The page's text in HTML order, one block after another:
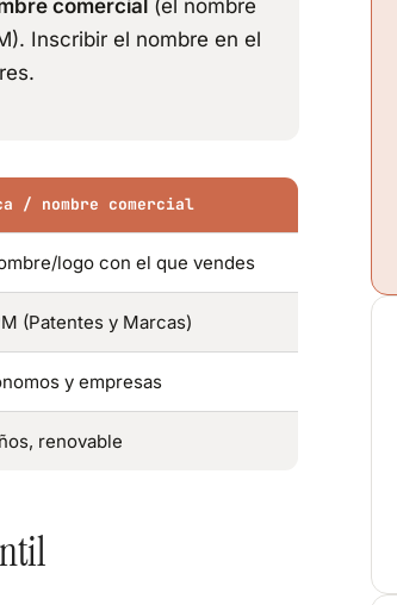
comercial (el nombre
Inscribir el nombre en el
/ nombre comercial
logo con el que vendes
(Patentes y Marcas)
y empresas
renovable